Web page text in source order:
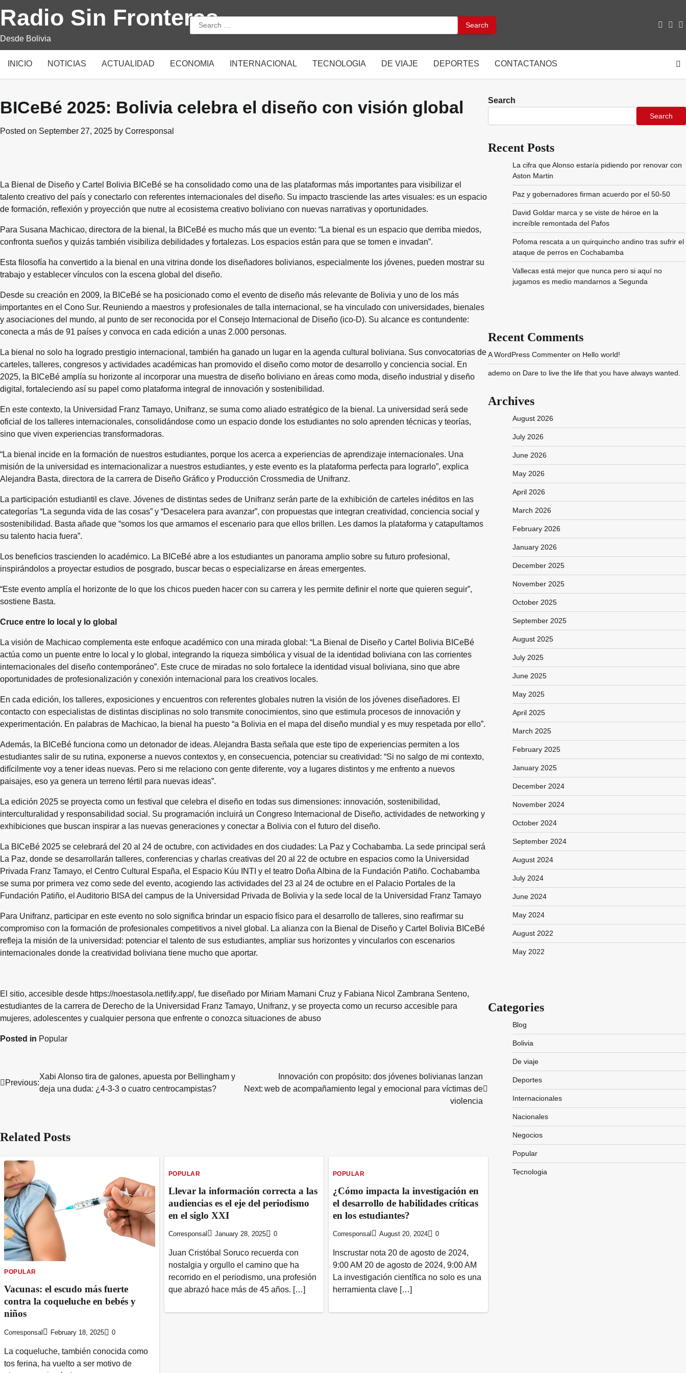
to
Radio Sin Fronteras
Desde Bolivia
Search
for:
INICIO NOTICIAS ACTUALIDAD ECONOMIA INTERNACIONAL TECNOLOGIA DE VIAJE DEPORTES CONTACTANOS
BICeBé 2025: Bolivia celebra el diseño con visión global
Posted on September 27, 2025 by Corresponsal
La Bienal de Diseño y Cartel Bolivia BICeBé se ha consolidado como una de las plataformas más importantes para visibilizar el
talento creativo del país y conectarlo con referentes internacionales del diseño. Su impacto trasciende las artes visuales: es un espacio
de formación, reflexión y proyección que nutre al ecosistema creativo boliviano con nuevas narrativas y oportunidades.
Para Susana Machicao, directora de la bienal, la BICeBé es mucho más que un evento: “La bienal es un espacio que derriba miedos,
confronta sueños y quizás también visibiliza debilidades y fortalezas. Los espacios están para que se tomen e invadan”.
Esta filosofía ha convertido a la bienal en una vitrina donde los diseñadores bolivianos, especialmente los jóvenes, pueden mostrar su
trabajo y establecer vínculos con la escena global del diseño.
Desde su creación en 2009, la BICeBé se ha posicionado como el evento de diseño más relevante de Bolivia y uno de los más
importantes en el Cono Sur. Reuniendo a maestros y profesionales de talla internacional, se ha vinculado con universidades, bienales
y asociaciones del mundo, al punto de ser reconocida por el Consejo Internacional de Diseño (ico-D). Su alcance es contundente:
conecta a más de 91 países y convoca en cada edición a unas 2.000 personas.
La bienal no solo ha logrado prestigio internacional, también ha ganado un lugar en la agenda cultural boliviana. Sus convocatorias de
carteles, talleres, congresos y actividades académicas han promovido el diseño como motor de desarrollo y conciencia social. En
2025, la BICeBé amplía su horizonte al incorporar una muestra de diseño boliviano en áreas como moda, diseño industrial y diseño
digital, fortaleciendo así su papel como plataforma integral de innovación y sostenibilidad.
En este contexto, la Universidad Franz Tamayo, Unifranz, se suma como aliado estratégico de la bienal. La universidad será sede
oficial de los talleres internacionales, consolidándose como un espacio donde los estudiantes no solo aprenden técnicas y teorías,
sino que viven experiencias transformadoras.
“La bienal incide en la formación de nuestros estudiantes, porque los acerca a experiencias de aprendizaje internacionales. Una
misión de la universidad es internacionalizar a nuestros estudiantes, y este evento es la plataforma perfecta para lograrlo”, explica
Alejandra Basta, directora de la carrera de Diseño Gráfico y Producción Crossmedia de Unifranz.
La participación estudiantil es clave. Jóvenes de distintas sedes de Unifranz serán parte de la exhibición de carteles inéditos en las
categorías “La segunda vida de las cosas” y “Desacelera para avanzar”, con propuestas que integran creatividad, conciencia social y
sostenibilidad. Basta añade que “somos los que armamos el escenario para que ellos brillen. Les damos la plataforma y catapultamos
su talento hacia fuera”.
Los beneficios trascienden lo académico. La BICeBé abre a los estudiantes un panorama amplio sobre su futuro profesional,
inspirándolos a proyectar estudios de posgrado, buscar becas o especializarse en áreas emergentes.
“Este evento amplía el horizonte de lo que los chicos pueden hacer con su carrera y les permite definir el norte que quieren seguir”,
sostiene Basta.
Cruce entre lo local y lo global
La visión de Machicao complementa este enfoque académico con una mirada global: “La Bienal de Diseño y Cartel Bolivia BICeBé
actúa como un puente entre lo local y lo global, integrando la riqueza simbólica y visual de la identidad boliviana con las corrientes
internacionales del diseño contemporáneo”. Este cruce de miradas no solo fortalece la identidad visual boliviana, sino que abre
oportunidades de profesionalización y conexión internacional para los creativos locales.
En cada edición, los talleres, exposiciones y encuentros con referentes globales nutren la visión de los jóvenes diseñadores. El
contacto con especialistas de distintas disciplinas no solo transmite conocimientos, sino que estimula procesos de innovación y
experimentación. En palabras de Machicao, la bienal ha puesto “a Bolivia en el mapa del diseño mundial y es muy respetada por ello”.
Además, la BICeBé funciona como un detonador de ideas. Alejandra Basta señala que este tipo de experiencias permiten a los
estudiantes salir de su rutina, exponerse a nuevos contextos y, en consecuencia, potenciar su creatividad: “Si no salgo de mi contexto,
difícilmente voy a tener ideas nuevas. Pero si me relaciono con gente diferente, voy a lugares distintos y me enfrento a nuevos
paisajes, eso ya genera un terreno fértil para nuevas ideas”.
La edición 2025 se proyecta como un festival que celebra el diseño en todas sus dimensiones: innovación, sostenibilidad,
interculturalidad y responsabilidad social. Su programación incluirá un Congreso Internacional de Diseño, actividades de networking y
exhibiciones que buscan inspirar a las nuevas generaciones y conectar a Bolivia con el futuro del diseño.
La BICeBé 2025 se celebrará del 20 al 24 de octubre, con actividades en dos ciudades: La Paz y Cochabamba. La sede principal será
La Paz, donde se desarrollarán talleres, conferencias y charlas creativas del 20 al 22 de octubre en espacios como la Universidad
Privada Franz Tamayo, el Centro Cultural España, el Espacio Kúu INTI y el teatro Doña Albina de la Fundación Patiño. Cochabamba
se suma por primera vez como sede del evento, acogiendo las actividades del 23 al 24 de octubre en el Palacio Portales de la
Fundación Patiño, el Auditorio BISA del campus de la Universidad Privada de Bolivia y la sede local de la Universidad Franz Tamayo
Para Unifranz, participar en este evento no solo significa brindar un espacio físico para el desarrollo de talleres, sino reafirmar su
compromiso con la formación de profesionales competitivos a nivel global. La alianza con la Bienal de Diseño y Cartel Bolivia BICeBé
refleja la misión de la universidad: potenciar el talento de sus estudiantes, ampliar sus horizontes y vincularlos con escenarios
internacionales donde la creatividad boliviana tiene mucho que aportar.
El sitio, accesible desde https://noestasola.netlify.app/, fue diseñado por Miriam Mamani Cruz y Fabiana Nicol Zambrana Senteno,
estudiantes de la carrera de Derecho de la Universidad Franz Tamayo, Unifranz, y se proyecta como un recurso accesible para
mujeres, adolescentes y cualquier persona que enfrente o conozca situaciones de abuso
Posted in Popular
Post
navigation
Previous:
Xabi Alonso tira de galones, apuesta por Bellingham y
deja una duda: ¿4-3-3 o cuatro centrocampistas?
Next:
Innovación con propósito: dos jóvenes bolivianas lanzan
web de acompañamiento legal y emocional para víctimas de
violencia
Related Posts
POPULAR
Vacunas: el escudo más fuerte
contra la coqueluche en bebés y
niños
Corresponsal February 18, 2025 0
La coqueluche, también conocida como
tos ferina, ha vuelto a ser motivo de
POPULAR
Llevar la información correcta a las
audiencias es el eje del periodismo
en el siglo XXI
Corresponsal January 28, 2025 0
Juan Cristóbal Soruco recuerda con
nostalgia y orgullo el camino que ha
recorrido en el periodismo, una profesión
que abrazó hace más de 45 años. […]
POPULAR
¿Cómo impacta la investigación en
el desarrollo de habilidades críticas
en los estudiantes?
Corresponsal August 20, 2024 0
Inscrustar nota 20 de agosto de 2024,
9:00 AM 20 de agosto de 2024, 9:00 AM
La investigación científica no solo es una
herramienta clave […]
Search
Search
Recent Posts
La cifra que Alonso estaría pidiendo por renovar con
Aston Martin
Paz y gobernadores firman acuerdo por el 50-50
David Goldar marca y se viste de héroe en la
increíble remontada del Pafos
Pofoma rescata a un quirquincho andino tras sufrir el
ataque de perros en Cochabamba
Vallecas está mejor que nunca pero si aquí no
jugamos es medio mandarnos a Segunda
Recent Comments
A WordPress Commenteron Hello world!
ademoon Dare to live the life that you have always wanted.
Archives
August 2026
July 2026
June 2026
May 2026
April 2026
March 2026
February 2026
January 2026
December 2025
November 2025
October 2025
September 2025
August 2025
July 2025
June 2025
May 2025
April 2025
March 2025
February 2025
January 2025
December 2024
November 2024
October 2024
September 2024
August 2024
July 2024
June 2024
May 2024
August 2022
May 2022
Categories
Blog
Bolivia
De viaje
Deportes
Internacionales
Nacionales
Negocios
Popular
Tecnologia